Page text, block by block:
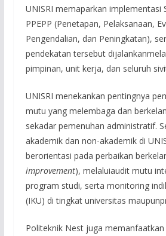
UNISRI memaparkan implementasi
PPEPP (Penetapan, Pelaksanaan,
Pengendalian, dan Peningkatan),
pendekatan tersebut
pimpinan, unit kerja, dan seluruh
UNISRI menekankan pentingnya
mutu yang melembaga dan
sekadar pemenuhan administratif.
akademik dan non-akademik di
berorientasi pada perbaikan
improvement), melaluiaudit mutu
program studi, serta monitoring
(IKU) di tingkat universitas
Politeknik Nest juga